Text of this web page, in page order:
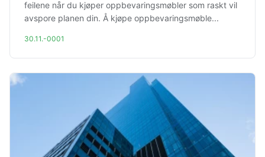
feilene når du kjøper oppbevaringsmøbler som raskt vil
avspore planen din. Å kjøpe oppbevaringsmøble...
30.11.-0001